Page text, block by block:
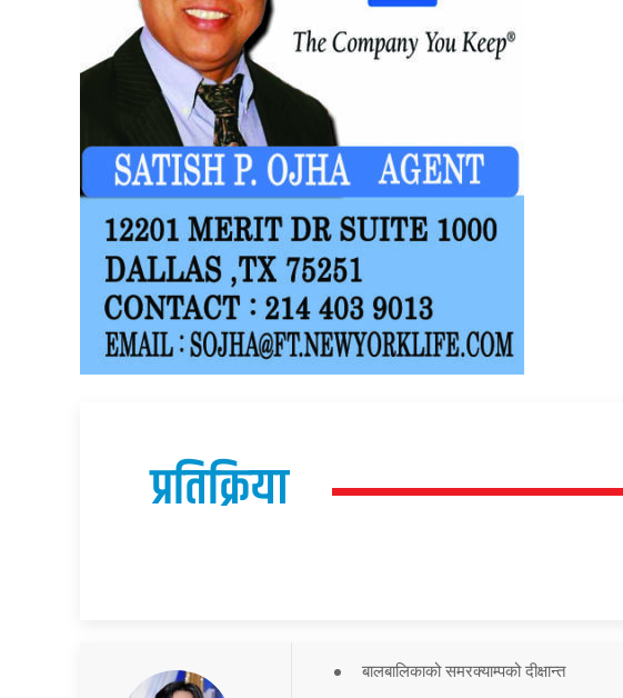
प्रतिक्रिया
बालबालिकाको समरक्याम्पको दीक्षान्त